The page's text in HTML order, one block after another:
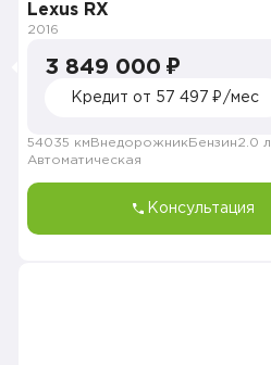
Lexus RX
2016
3 849 000 ₽
Кредит от 57 497 ₽/мес
54035 км Внедорожник Бензин2.0 л.
Автоматическая
Консультация